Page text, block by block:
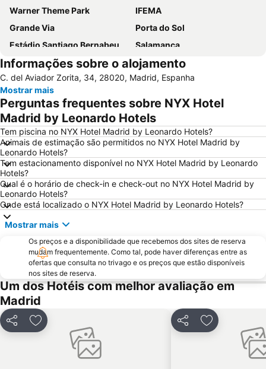
Warner Theme Park
IFEMA
Grande Via
Porta do Sol
Estádio Santiago Bernabeu
Salamanca
Atocha
Estación Sur
Estadio Metropolitano Metro Station
Barajas
Metropolitano Metro Station
Chamartín
Estação de Atocha
Praça Central /maior
De Chueca
Madrid
Madrid Arena
Parque de Atracciones de Madrid
Parque Retiro
Palacio de Vistalegre
Caja Mágica
Museu Nacional do Prado
Chamberí
Villaverde
Calle Serrano
Praça de touros das Ventas
Ibiza
Atocha Metro Station
Carabanchel
Malasaña
Gran Vía Metro Station
Goya
Aeropuerto
Metropolitano Club Deportivo
Paseo de la Castellana
Informações sobre o alojamento
C. del Aviador Zorita, 34, 28020, Madrid, Espanha
Mostrar mais
Perguntas frequentes sobre NYX Hotel
Madrid by Leonardo Hotels
Tem piscina no NYX Hotel Madrid by Leonardo Hotels?
Animais de estimação são permitidos no NYX Hotel Madrid by
Leonardo Hotels?
Tem estacionamento disponível no NYX Hotel Madrid by Leonardo
Hotels?
Qual é o horário de check-in e check-out no NYX Hotel Madrid by
Leonardo Hotels?
Onde está localizado o NYX Hotel Madrid by Leonardo Hotels?
Mostrar mais
Os preços e a disponibilidade que recebemos dos sites de reserva
mudam frequentemente. Como tal, pode haver diferenças entre as
ofertas que consulta no trivago e os preços que estão disponíveis
nos sites de reserva.
Um dos Hotéis com melhor avaliação em
Madrid
PartilharAdicionar aos favoritos PartilharAdicionar